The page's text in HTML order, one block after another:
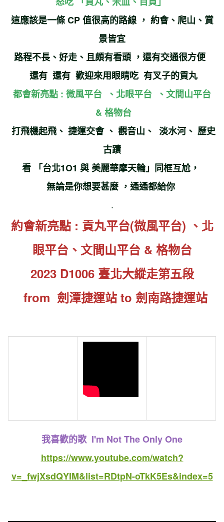
這應該是一條 CP 值很高的路線 ， 約會、爬山、賞
景皆宜
路程不長、好走、且頗有看頭 ， 還有交通很方便
還有 還有 歡迎來用眼睛吃 有叉子的貢丸
都會新亮點 : 微風平台
、北眼平台 、文間山平台
& 格物台
打飛機起飛、 捷運交會 、 觀音山、 淡水河、 歷史
古蹟
看
「台北1O1 與 美麗華摩天輪」同框互尬 ，
無論是你想要甚麼 ， 通通都給你
.
約會新亮點 : 貢丸平台(微風平台) 、北
眼平台、 文間山平台& 格物台
2023 D1006 臺北大縱走第五段
from 劍潭捷運站 to 劍南路捷運站
我喜歡的歌 I'm Not The Only One
https://www.youtube.com/watch?
v=_fwjXsdQYIM&list=RDtpN-oTkK5Es&index=5